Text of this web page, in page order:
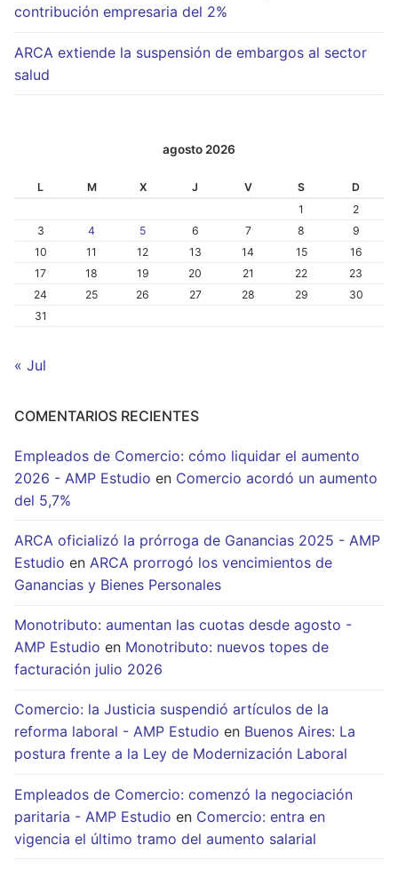
contribución empresaria del 2%
ARCA extiende la suspensión de embargos al sector
salud
agosto 2026
L M X J V S
D
1
2
3
4 5 6 7 8
9
10
11 12 13 14 15
16
17
18 19 20 21 22
23
24
25 26 27 28 29
30
31
« Jul
COMENTARIOS RECIENTES
Empleados de Comercio: cómo liquidar el aumento
2026 - AMP Estudio en Comercio acordó un aumento
del 5,7%
ARCA oficializó la prórroga de Ganancias 2025 - AMP
Estudio en ARCA prorrogó los vencimientos de
Ganancias y Bienes Personales
Monotributo: aumentan las cuotas desde agosto -
AMP Estudio en Monotributo: nuevos topes de
facturación julio 2026
Comercio: la Justicia suspendió artículos de la
reforma laboral - AMP Estudio en Buenos Aires: La
postura frente a la Ley de Modernización Laboral
Empleados de Comercio: comenzó la negociación
paritaria - AMP Estudio en Comercio: entra en
vigencia el último tramo del aumento salarial